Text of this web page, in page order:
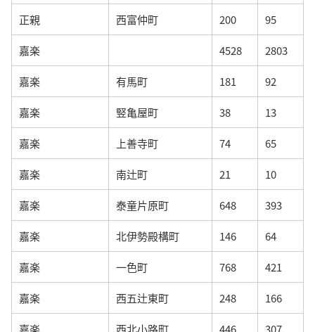
正親 西富仲町 200 95
嘉楽 4528 2803
嘉楽 有馬町 181 92
嘉楽 竪亀屋町 38 13
嘉楽 上善寺町 74 65
嘉楽 南辻町 21 10
嘉楽 泰童片原町 648 393
嘉楽 北伊勢殿構町 146 64
嘉楽 一色町 768 421
嘉楽 西五辻東町 248 166
嘉楽 西北小路町 446 307